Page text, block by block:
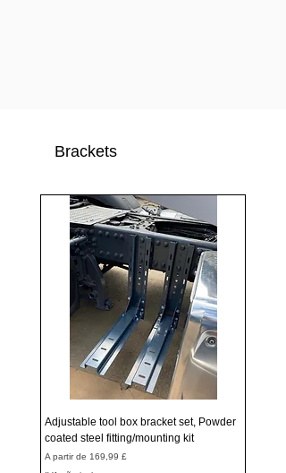
Brackets
Adjustable tool box bracket set, Powder
coated steel fitting/mounting kit
A partir de 169,99 £
Preço promocional